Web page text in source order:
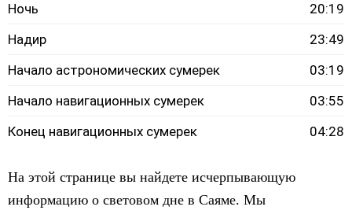
Ночь
20:19
Надир
23:49
Начало астрономических сумерек
03:19
Начало навигационных сумерек
03:55
Конец навигационных сумерек
04:28
На этой странице вы найдете исчерпывающую
информацию о световом дне в Саяме. Мы